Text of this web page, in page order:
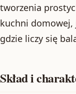
tworzenia
kuchni
gdzie liczy się
Skład i